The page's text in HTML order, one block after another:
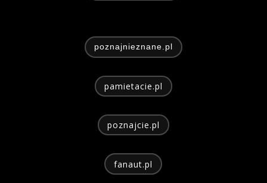
poznajnieznane.pl
pamietacie.pl
poznajcie.pl
fanaut.pl